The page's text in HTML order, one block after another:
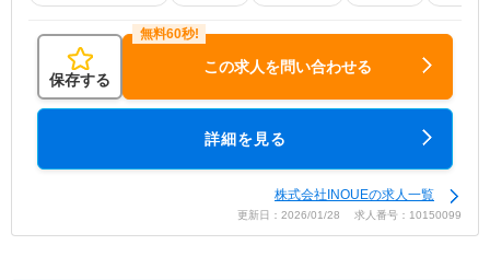
保存する
この求人を問い合わせる
詳細を見る
株式会社INOUEの求人一覧
更新日：2026/01/28 求人番号：10150099